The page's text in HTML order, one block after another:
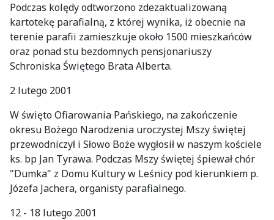
Podczas kolędy odtworzono zdezaktualizowaną
kartotekę parafialną, z której wynika, iż obecnie na
terenie parafii zamieszkuje około 1500 mieszkańców
oraz ponad stu bezdomnych pensjonariuszy
Schroniska Świętego Brata Alberta.
2 lutego 2001
W święto Ofiarowania Pańskiego, na zakończenie
okresu Bożego Narodzenia uroczystej Mszy świętej
przewodniczył i Słowo Boże wygłosił w naszym kościele
ks. bp Jan Tyrawa. Podczas Mszy świętej śpiewał chór
"Dumka" z Domu Kultury w Leśnicy pod kierunkiem p.
Józefa Jachera, organisty parafialnego.
12 - 18 lutego 2001